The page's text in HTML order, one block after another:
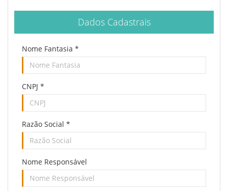
Dados Cadastrais
Nome Fantasia *
CNPJ *
Razão Social *
Nome Responsável